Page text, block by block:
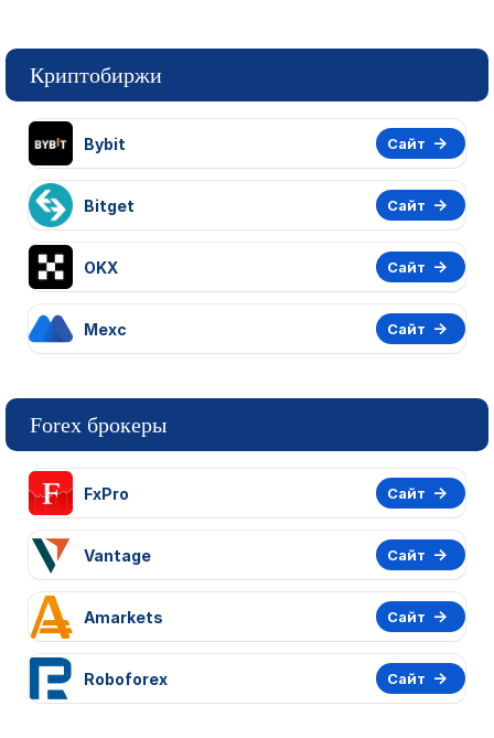
Криптобиржи
Bybit Сайт
Bitget Сайт
OKX Сайт
Mexc Сайт
Forex брокеры
FxPro Сайт
Vantage Сайт
Amarkets Сайт
Roboforex Сайт